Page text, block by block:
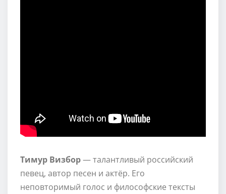
Тимур Визбор— талантливый российский
певец, автор песен и актёр. Его
неповторимый голос и философские тексты